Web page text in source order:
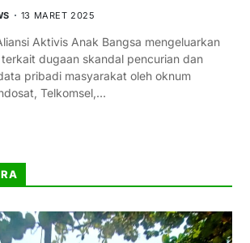
13 MARET 2025
Aktivis Anak Bangsa mengeluarkan
dugaan skandal pencurian dan
pribadi masyarakat oleh oknum
Telkomsel,…